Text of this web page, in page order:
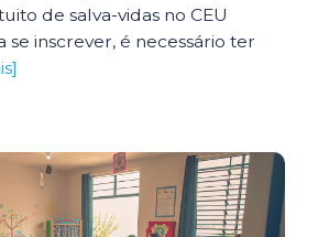
de salva-vidas no CEU
se inscrever, é necessário ter